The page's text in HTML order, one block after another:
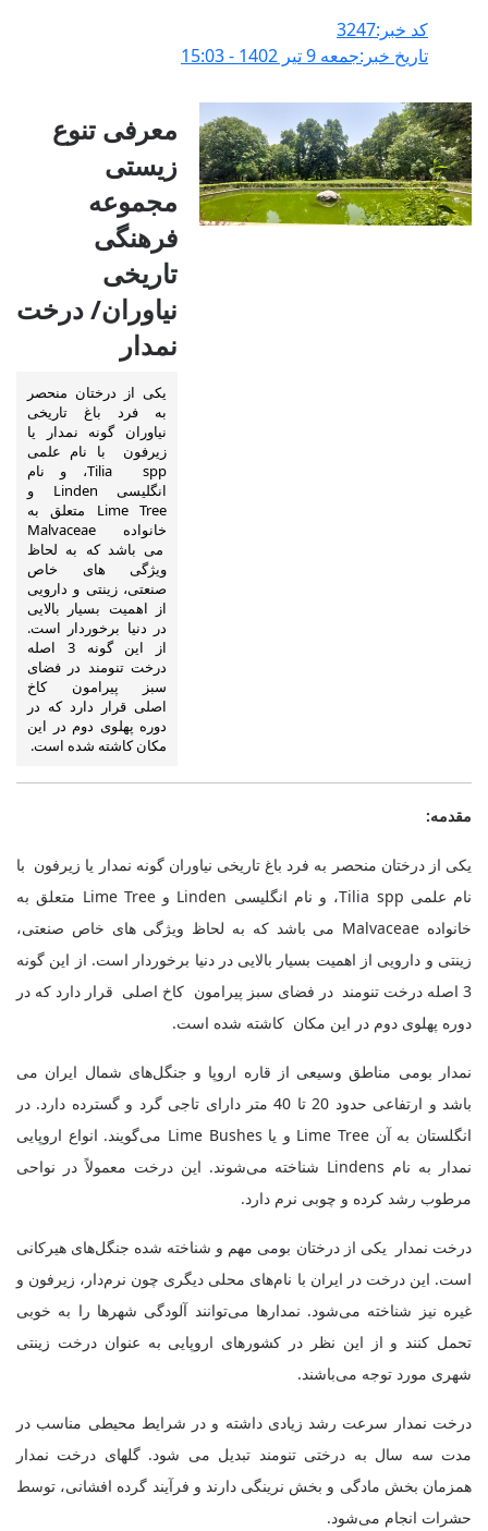
کد خبر:3247
تاریخ خبر:جمعه 9 تير 1402 - 15:03
معرفی تنوع
زیستی
مجموعه
فرهنگی
تاریخی
نیاوران/ درخت
نمدار
یکی از درختان منحصر
به فرد باغ تاریخی
نیاوران گونه نمدار یا
زیرفون با نام علمی
Tilia spp، و نام
انگلیسی Linden و
Lime Tree متعلق به
خانواده Malvaceae
می باشد که به لحاظ
ویژگی های خاص
صنعتی، زینتی و دارویی
از اهمیت بسیار بالایی
در دنیا برخوردار است.
از این گونه 3 اصله
درخت تنومند در فضای
سبز پیرامون کاخ
اصلی قرار دارد که در
دوره پهلوی دوم در این
مکان کاشته شده است.
مقدمه:
یکی از درختان منحصر به فرد باغ تاریخی نیاوران گونه نمدار یا زیرفون با
نام علمی Tilia spp، و نام انگلیسی Linden و Lime Tree متعلق به
خانواده Malvaceae می باشد که به لحاظ ویژگی های خاص صنعتی،
زینتی و دارویی از اهمیت بسیار بالایی در دنیا برخوردار است. از این گونه
3 اصله درخت تنومند در فضای سبز پیرامون کاخ اصلی قرار دارد که در
دوره پهلوی دوم در این مکان کاشته شده است.
نمدار بومی مناطق وسیعی از قاره اروپا و جنگل‌های شمال ایران می
باشد و ارتفاعی حدود 20 تا 40 متر دارای تاجی گرد و گسترده دارد. در
انگلستان به آن Lime Tree و یا Lime Bushes می‌گویند. انواع اروپایی
نمدار به نام Lindens شناخته می‌شوند. این درخت معمولاً در نواحی
مرطوب رشد کرده و چوبی نرم دارد.
درخت نمدار یکی از درختان بومی مهم و شناخته شده جنگل‌‌های هیرکانی
است. این درخت در ایران با نام‌های محلی دیگری چون نرم‌دار، زیرفون و
غیره نیز شناخته می‌شود. نمدارها می‌توانند آلودگی شهرها را به خوبی
تحمل کنند و از این نظر در کشورهای اروپایی به عنوان درخت زینتی
شهری مورد توجه می‌باشند.
درخت نمدار سرعت رشد زیادی داشته و در شرایط محیطی مناسب در
مدت سه سال به درختی تنومند تبدیل می شود. گلهای درخت نمدار
همزمان بخش مادگی و بخش نرینگی دارند و فرآیند گرده افشانی، توسط
حشرات انجام می‌شود.